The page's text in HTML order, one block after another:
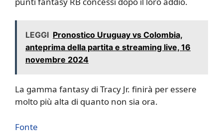
LEGGI Pronostico Uruguay vs Colombia,
anteprima della partita e streaming live, 16
novembre 2024
La gamma fantasy di Tracy Jr. finirà per essere
molto più alta di quanto non sia ora.
Fonte